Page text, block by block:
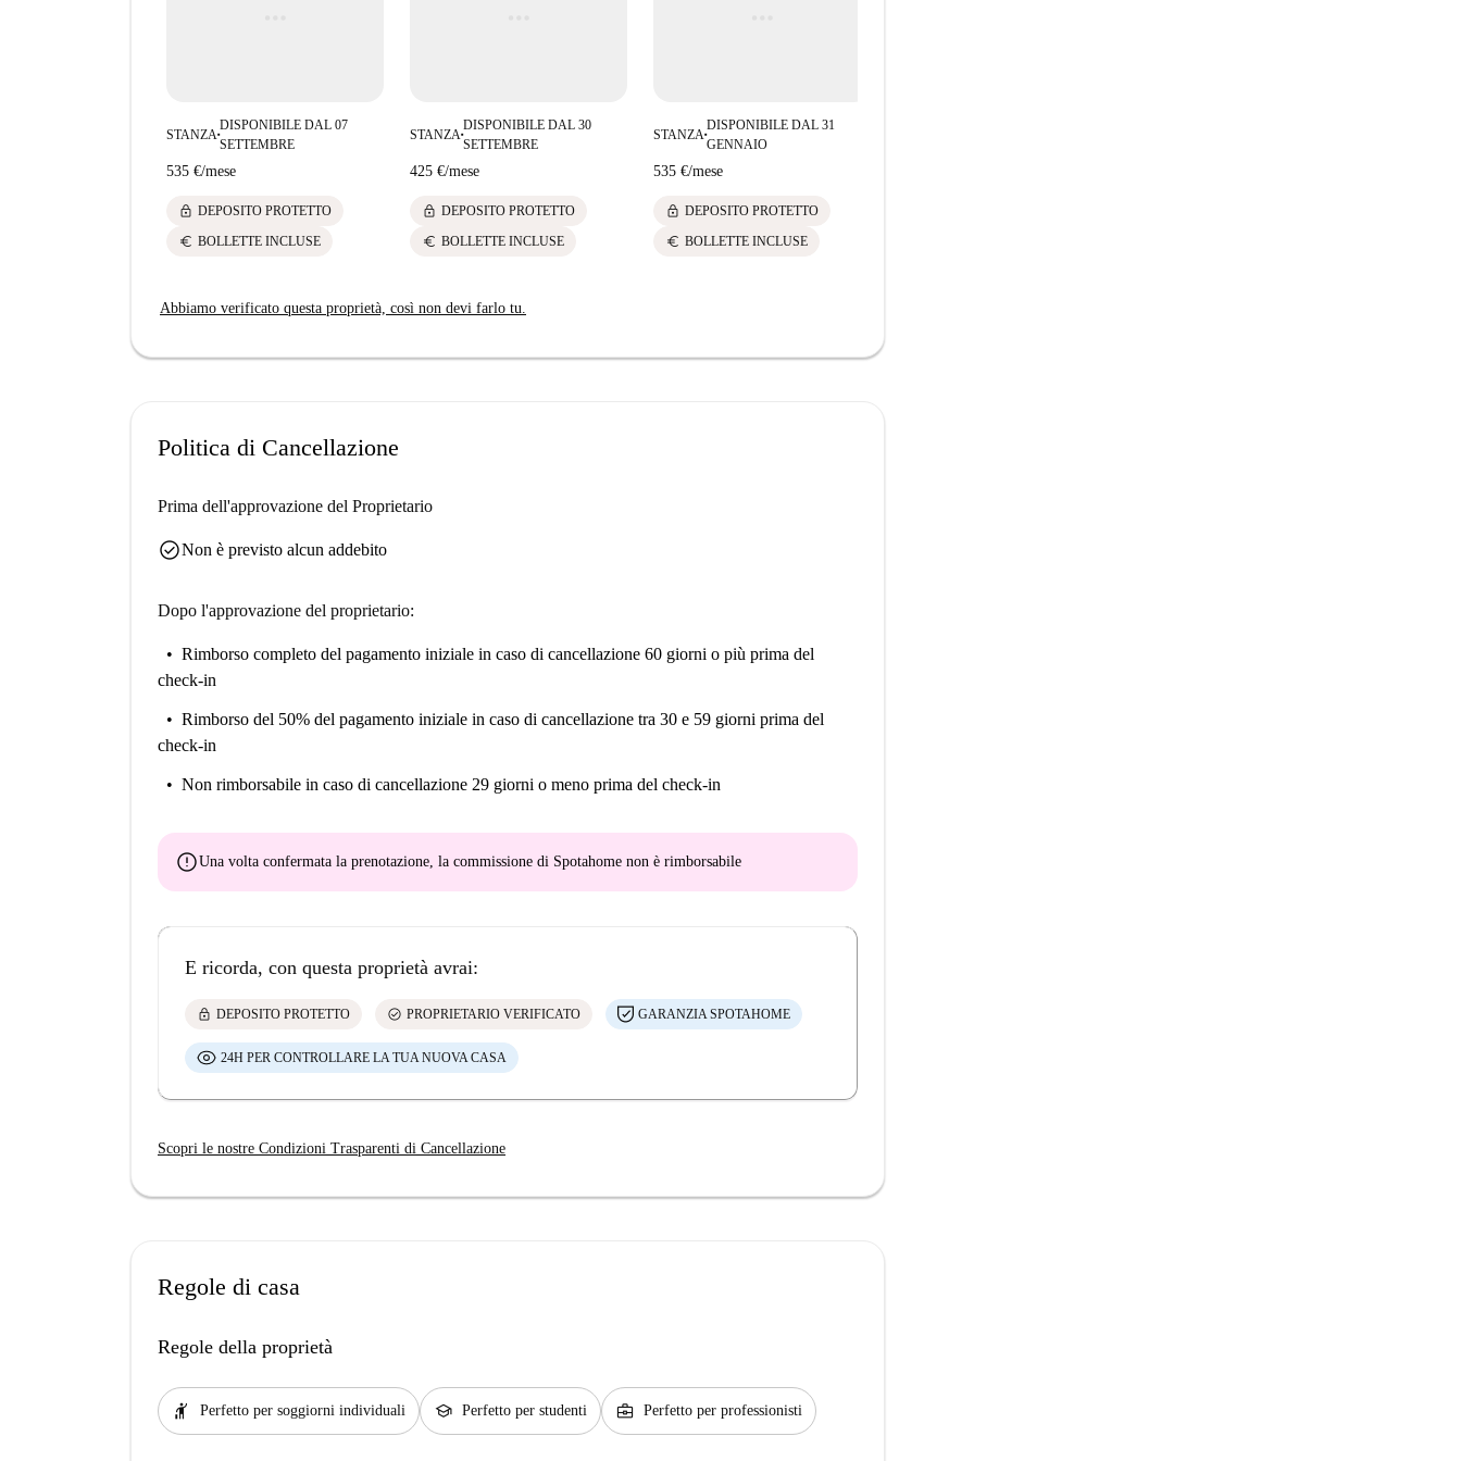
STANZA ■
DISPONIBILE DAL 07
SETTEMBRE
535 €/mese
lock DEPOSITO PROTETTO
euro BOLLETTE INCLUSE
STANZA ■
DISPONIBILE DAL 30
SETTEMBRE
425 €/mese
lock DEPOSITO PROTETTO
euro BOLLETTE INCLUSE
STANZA ■
DISPONIBILE DAL 31
GENNAIO
535 €/mese
lock DEPOSITO PROTETTO
euro BOLLETTE INCLUSE
Abbiamo verificato questa proprietà, così non devi farlo tu.
Politica di Cancellazione
Prima dell'approvazione del Proprietario
check_circleNon è previsto alcun addebito
Dopo l'approvazione del proprietario:
Rimborso completo del pagamento iniziale in caso di cancellazione 60 giorni o più prima del
check-in
Rimborso del 50% del pagamento iniziale in caso di cancellazione tra 30 e 59 giorni prima del
check-in
Non rimborsabile in caso di cancellazione 29 giorni o meno prima del check-in
errorUna volta confermata la prenotazione, la commissione di Spotahome non è rimborsabile
E ricorda, con questa proprietà avrai:
lock DEPOSITO PROTETTO check_circle PROPRIETARIO VERIFICATO GARANZIA SPOTAHOME
24H PER CONTROLLARE LA TUA NUOVA CASA
Scopri le nostre Condizioni Trasparenti di Cancellazione
Regole di casa
Regole della proprietà
hail Perfetto per soggiorni individuali school Perfetto per studenti business_center Perfetto per professionisti